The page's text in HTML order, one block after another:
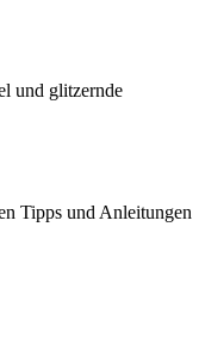
und glitzernde
Tipps und Anleitungen